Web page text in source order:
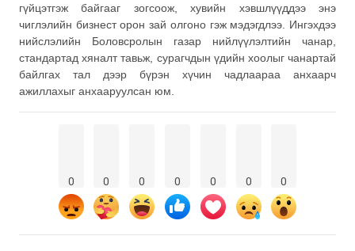
гүйцэтгэж байгааг зогсоож, хувийн хэвшлүүддээ энэ
чиглэлийн бизнест орон зай олгоно гэж мэдэгдлээ. Ингэхдээ
нийслэлийн Боловсролын газар нийлүүлэлтийн чанар,
стандартад хяналт тавьж, сурагчдын үдийн хоолыг чанартай
байлгах тал дээр бүрэн хүчин чадлаараа анхаарч
ажиллахыг анхааруулсан юм.
0 0 0 0 0 0 0